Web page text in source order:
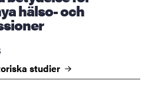
hälso- och
studier